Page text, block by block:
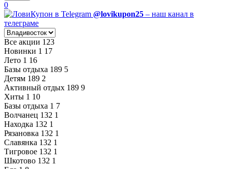
0
@lovikupon25 – наш канал в
телеграме
Все акции 123
Новинки 1 17
Лето 1 16
Базы отдыха 189 5
Детям 189 2
Активный отдых 189 9
Хиты 1 10
Базы отдыха 1 7
Волчанец 132 1
Находка 132 1
Рязановка 132 1
Славянка 132 1
Тигровое 132 1
Шкотово 132 1